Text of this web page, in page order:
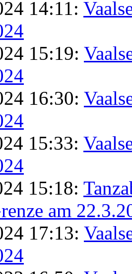
14:11:
15:19:
16:30:
15:33:
15:18:
am
17:13: